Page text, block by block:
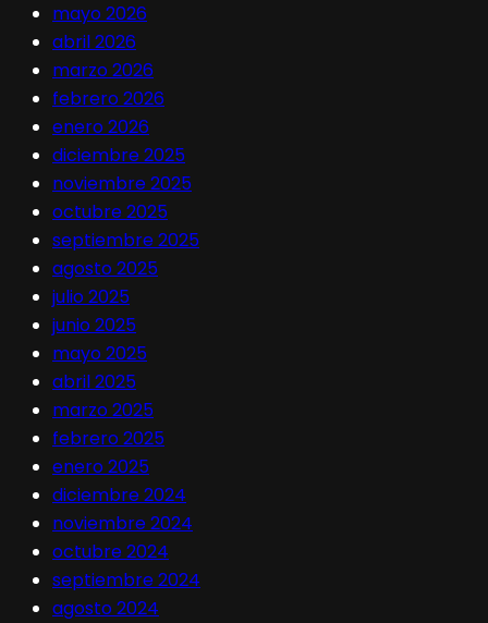
mayo 2026
abril 2026
marzo 2026
febrero 2026
enero 2026
diciembre 2025
noviembre 2025
octubre 2025
septiembre 2025
agosto 2025
julio 2025
junio 2025
mayo 2025
abril 2025
marzo 2025
febrero 2025
enero 2025
diciembre 2024
noviembre 2024
octubre 2024
septiembre 2024
agosto 2024